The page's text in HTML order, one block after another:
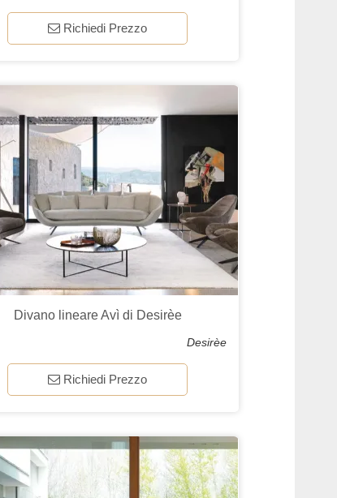
Richiedi Prezzo
Divano lineare Avì di Desirèe
Desirèe
Richiedi Prezzo